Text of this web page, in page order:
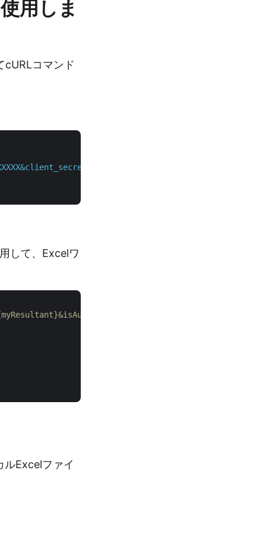
用しま
cURLコマンド
して、Excelワ
Excelファイ